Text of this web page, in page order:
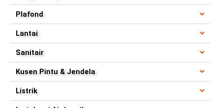
Plafond
Lantai
Sanitair
Kusen Pintu & Jendela
Listrik